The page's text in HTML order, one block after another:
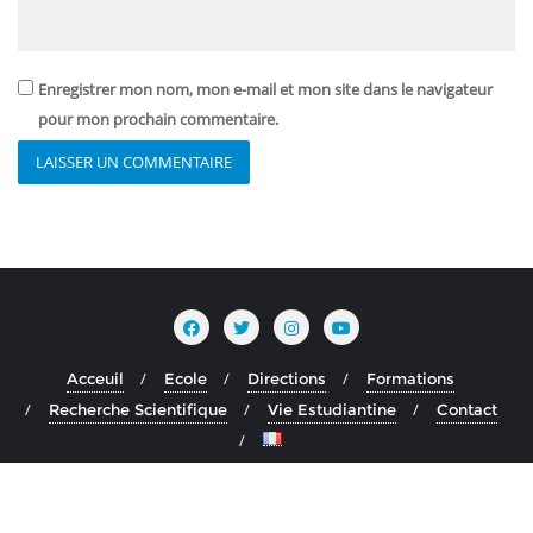
Enregistrer mon nom, mon e-mail et mon site dans le navigateur
pour mon prochain commentaire.
Acceuil Ecole Directions
Formations
Recherche Scientifique
Vie Estudiantine Contact